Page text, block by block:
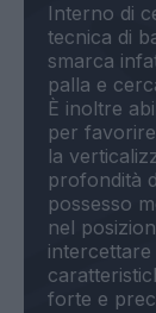
Interno di
tecnica di
smarca
palla e
È inoltre
per
la
profondità
possesso
nel
forte e